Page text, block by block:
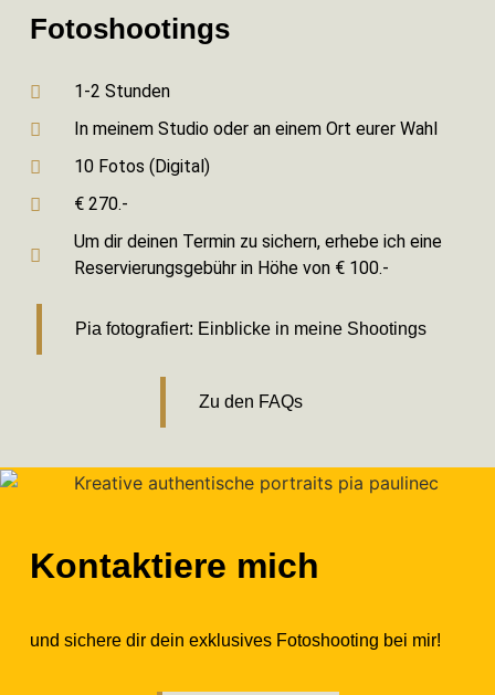
Fotoshootings
1-2 Stunden
In meinem Studio oder an einem Ort eurer Wahl
10 Fotos (Digital)
€ 270.-
Um dir deinen Termin zu sichern, erhebe ich eine
Reservierungsgebühr in Höhe von € 100.-
Pia fotografiert: Einblicke in meine Shootings
Zu den FAQs
Kontaktiere mich
und sichere dir dein exklusives Fotoshooting bei mir!